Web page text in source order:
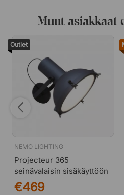
Muut asiakkaat
Outlet
NEMO LIGHTING
Projecteur 365
seinävalaisin sisäkäyttöön
€469